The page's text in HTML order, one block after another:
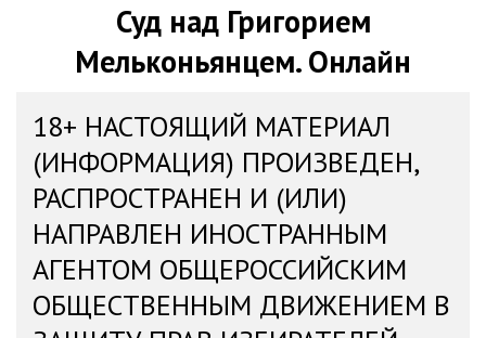
Суд над Григорием
Мельконьянцем. Онлайн
18+ НАСТОЯЩИЙ МАТЕРИАЛ
(ИНФОРМАЦИЯ) ПРОИЗВЕДЕН,
РАСПРОСТРАНЕН И (ИЛИ)
НАПРАВЛЕН ИНОСТРАННЫМ
АГЕНТОМ ОБЩЕРОССИЙСКИМ
ОБЩЕСТВЕННЫМ ДВИЖЕНИЕМ В